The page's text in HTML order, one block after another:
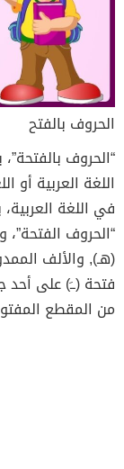
الحروف بالفتح
“الحروف
اللغة العربية أو
في اللغة
“الحروف
(هـ), والألف
فتحة (ــَ) على أحد
من المقطع